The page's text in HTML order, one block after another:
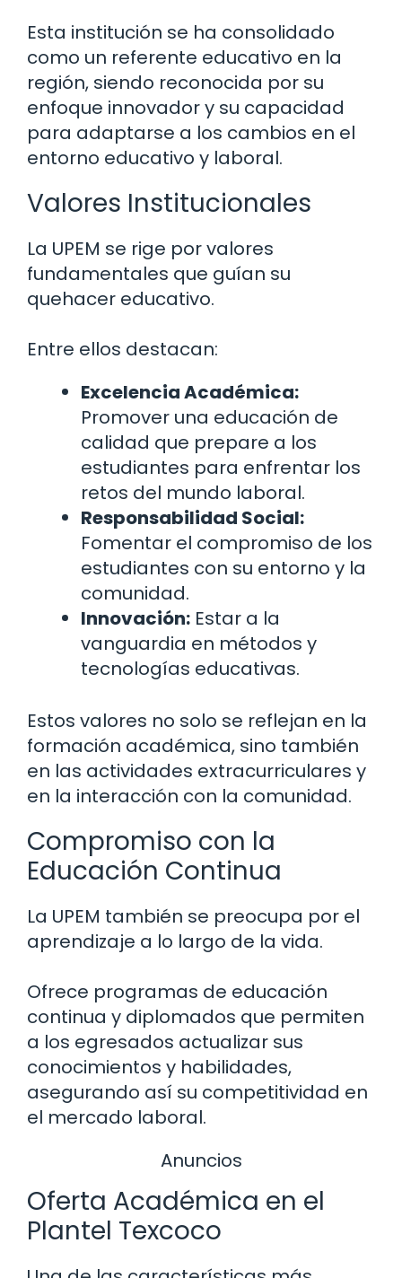
Esta institución se ha consolidado
como un referente educativo en la
región, siendo reconocida por su
enfoque innovador y su capacidad
para adaptarse a los cambios en el
entorno educativo y laboral.
Valores Institucionales
La UPEM se rige por valores
fundamentales que guían su
quehacer educativo.
Entre ellos destacan:
Excelencia Académica:
Promover una educación de
calidad que prepare a los
estudiantes para enfrentar los
retos del mundo laboral.
Responsabilidad Social:
Fomentar el compromiso de los
estudiantes con su entorno y la
comunidad.
Innovación: Estar a la
vanguardia en métodos y
tecnologías educativas.
Estos valores no solo se reflejan en la
formación académica, sino también
en las actividades extracurriculares y
en la interacción con la comunidad.
Compromiso con la
Educación Continua
La UPEM también se preocupa por el
aprendizaje a lo largo de la vida.
Ofrece programas de educación
continua y diplomados que permiten
a los egresados actualizar sus
conocimientos y habilidades,
asegurando así su competitividad en
el mercado laboral.
Anuncios
Oferta Académica en el
Plantel Texcoco